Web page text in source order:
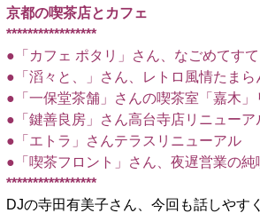
京都の喫茶店とカフェ
*****************
●「カフェ ポタリ」さん、なごめてすて
●「滔々と、」さん、レトロ風情たまら
●「一保堂茶舗」さんの喫茶室「嘉木」
●「鍵善良房」さん高台寺店リニューア
●「エトラ」さんテラスリニューアル
●「喫茶フロント」さん、夜遅営業の純
*****************
DJの寺田有美子さん、今回も話しやす